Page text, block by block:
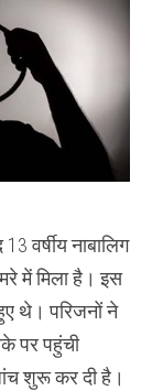
वर्षीय नाबालिग
में मिला है। इस
थे। परिजनों ने
पर पहुंची
शुरू कर दी है।